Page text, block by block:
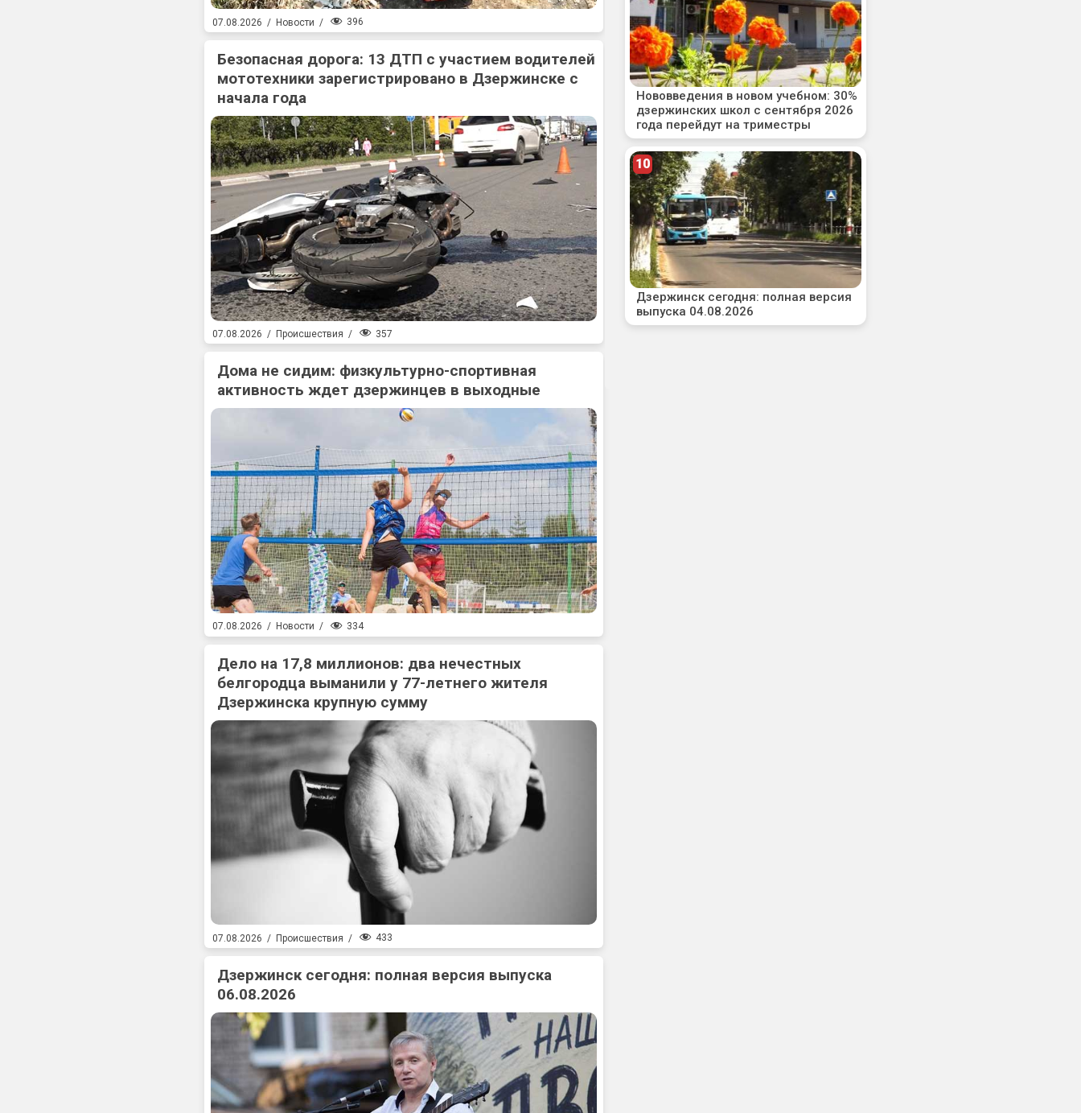
07.08.2026 / Новости / 396
Безопасная дорога: 13 ДТП с участием водителей
мототехники зарегистрировано в Дзержинске с
начала года
07.08.2026 / Происшествия / 357
Дома не сидим: физкультурно-спортивная
активность ждет дзержинцев в выходные
07.08.2026 / Новости / 334
Дело на 17,8 миллионов: два нечестных
белгородца выманили у 77-летнего жителя
Дзержинска крупную сумму
07.08.2026 / Происшествия / 433
Дзержинск сегодня: полная версия выпуска
06.08.2026